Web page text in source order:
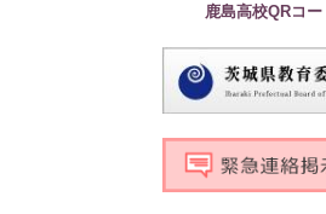
鹿島高校QRコー